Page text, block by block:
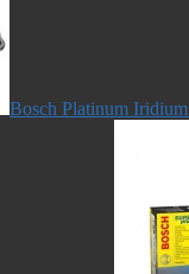
Bosch Platinum Iridium